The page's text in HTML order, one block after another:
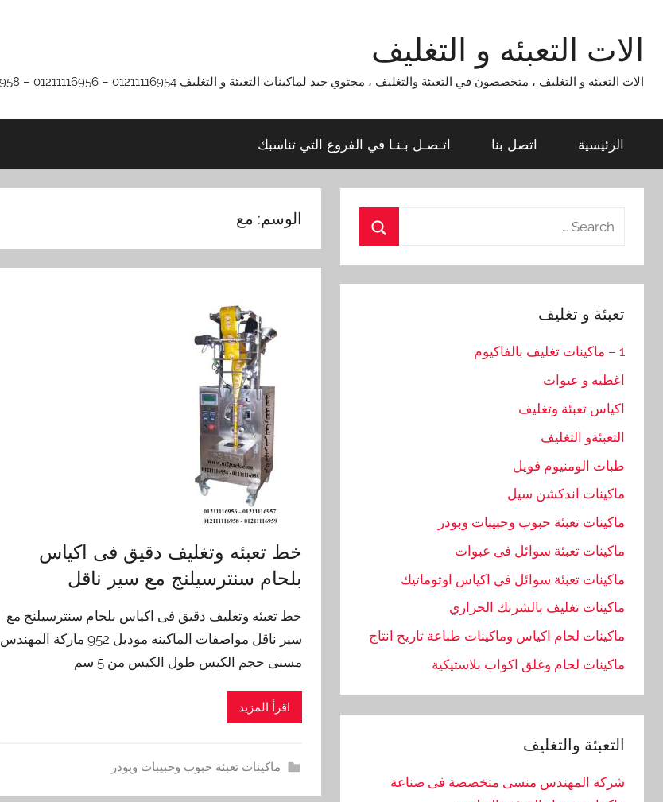
contentالات التعبئه و التغليف
الات التعبئه و التغليف ، متخصصون في التعبئة والتغليف ، محتوي جبد لماكينات التعبئة و التغليف 01211116954 – 01211116956 – 01211116958
الرئيسية اتصل بنا اتـصـل بـنـا في الفروع التي تناسبك
الوسم: مع
خط تعبئه وتغليف دقيق فى اكياس
بلحام سنترسيلنج مع سير ناقل
خط تعبئه وتغليف دقيق فى اكياس بلحام سنترسيلنج مع
سير ناقل مواصفات الماكينه موديل 952 ماركة المهندس
مسنى حجم الكيس طول الكيس من 5 سم
اقرأ المزيد
ماكينات تعبئة حبوب وحبيبات وبودر
Search
تعبئة و تغليف
1 – ماكينات تغليف بالفاكيوم
اغطيه و عبوات
اكياس تعبئة وتغليف
التعبئةو التغليف
طبات الومنيوم فويل
ماكينات اندكشن سيل
ماكينات تعبئة حبوب وحبيبات وبودر
ماكينات تعبئة سوائل فى عبوات
ماكينات تعبئة سوائل في اكياس اوتوماتيك
ماكينات تغليف بالشرنك الحراري
ماكينات لحام اكياس وماكينات طباعة تاريخ انتاج
ماكينات لحام وغلق اكواب بلاستيكية
التعبئة والتغليف
شركة المهندس منسى متخصصة فى صناعة